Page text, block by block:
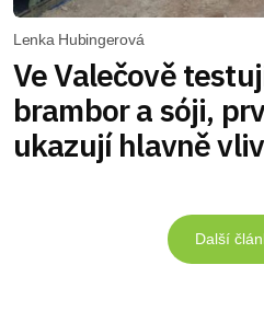
Lenka Hubingerová
Ve Valečově
brambor a sóji,
ukazují hlavně
Další